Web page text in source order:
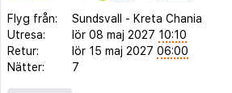
Flyg från: Sundsvall - Kreta Chania
Utresa:
lör 08 maj 2027 10:10
Retur:
lör 15 maj 2027 06:00
Nätter:
7